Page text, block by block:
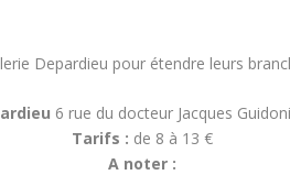
Depardieu pour étendre leurs
6 rue du docteur Jacques
Tarifs : de 8 à 13 €
A noter :